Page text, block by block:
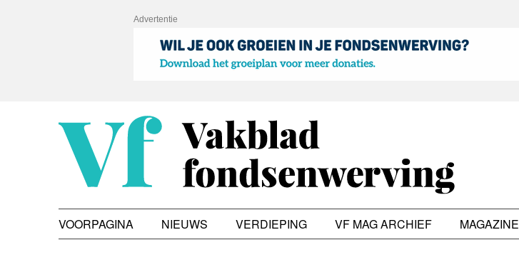
Advertentie
VOORPAGINA NIEUWS VERDIEPING VF MAG ARCHIEF MAGAZINE